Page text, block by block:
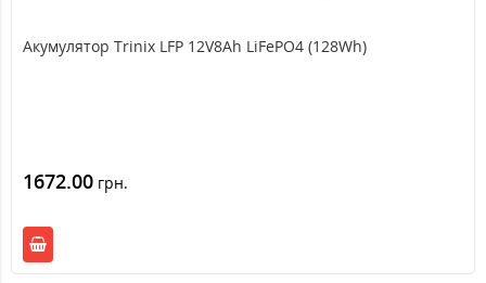
Акумулятор Trinix LFP 12V8Ah LiFePO4 (128Wh)
1672.00 грн.